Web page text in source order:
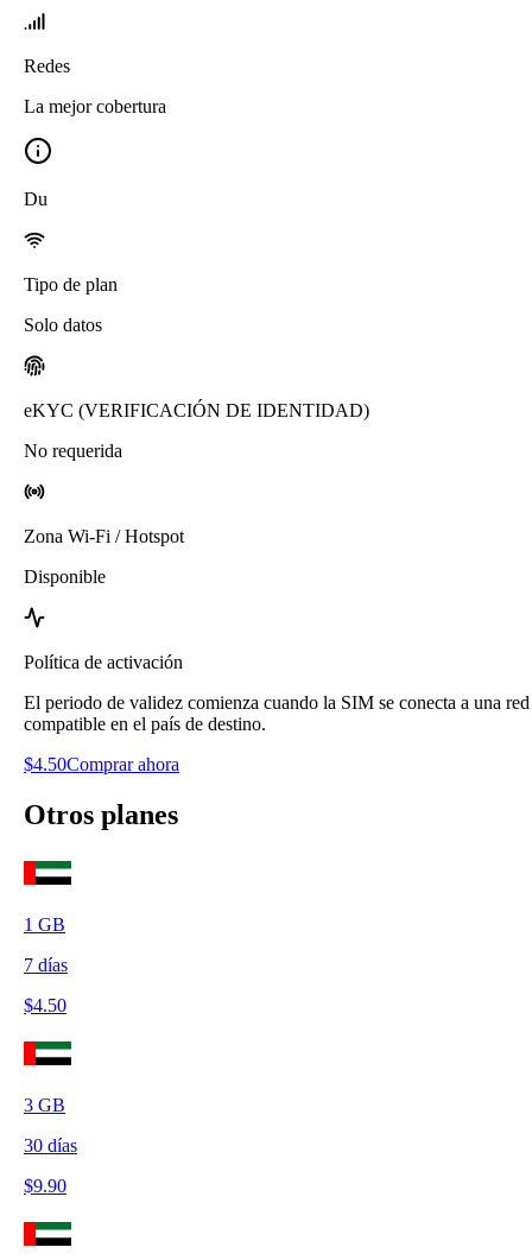
Redes
La mejor cobertura
Du
Tipo de plan
Solo datos
eKYC (VERIFICACIÓN DE IDENTIDAD)
No requerida
Zona Wi-Fi / Hotspot
Disponible
Política de activación
El periodo de validez comienza cuando la SIM se conecta a una red
compatible en el país de destino.
$4.50Comprar ahora
Otros planes
1 GB
7 días
$4.50
3 GB
30 días
$9.90